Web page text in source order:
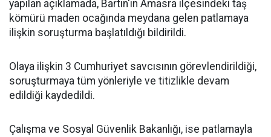
yapılan açıklamada, Bartın'ın Amasra ilçesindeki taş
kömürü maden ocağında meydana gelen patlamaya
ilişkin soruşturma başlatıldığı bildirildi.
Olaya ilişkin 3 Cumhuriyet savcısının görevlendirildiği,
soruşturmaya tüm yönleriyle ve titizlikle devam
edildiği kaydedildi.
Çalışma ve Sosyal Güvenlik Bakanlığı, ise patlamayla